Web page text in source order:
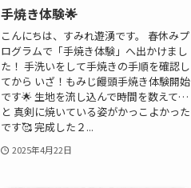
手焼き体験🌟
こんにちは、すみれ遊湧です。 春休みプ
ログラムで「手焼き体験」へ出かけまし
た！ 手洗いをして手焼きの手順を確認し
てから いざ！もみじ饅頭手焼き体験開始
です🌟 生地を流し込んで時間を数えて…
と 真剣に焼いている姿がかっこよかった
です🥰 完成した２...
2025年4月22日